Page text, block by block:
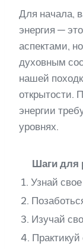
Для начала,
энергия —
аспектами,
духовным
нашей
открытости.
энергии
уровнях.
Шаги для
1. Узнай
2.
3. Изучай
4.